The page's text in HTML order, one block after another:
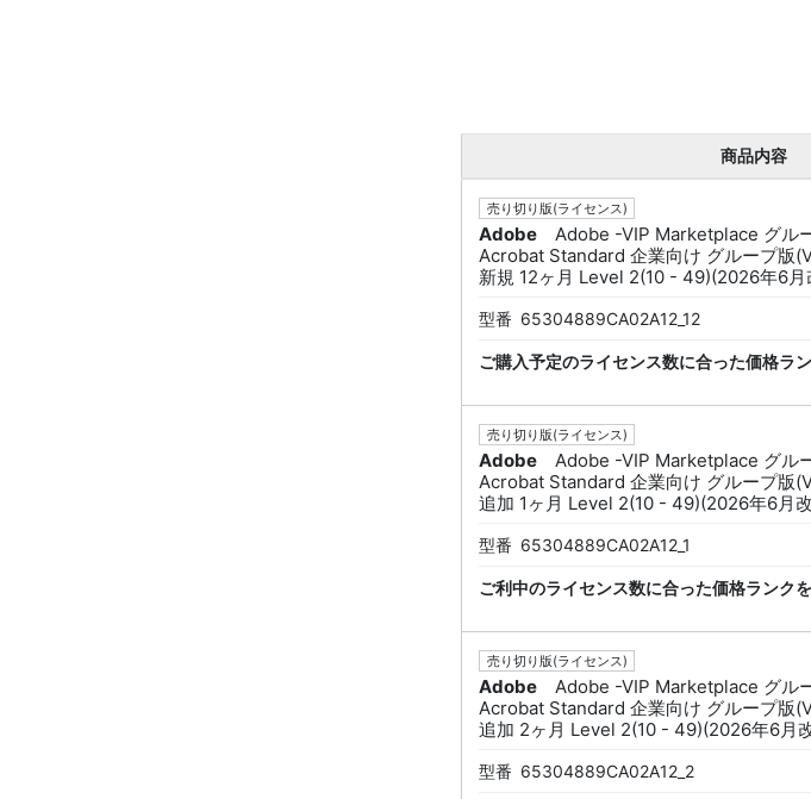
商品内容
売り切り版(ライセンス)
Adobe
Adobe -VIP Marketplace グル
Acrobat Standard 企業向け グループ版
新規 12ヶ月 Level 2(10 - 49)(2026年6月
型番 65304889CA02A12_12
ご購入予定のライセンス数に合った価格ラ
売り切り版(ライセンス)
Adobe
Adobe -VIP Marketplace グル
Acrobat Standard 企業向け グループ版
追加 1ヶ月 Level 2(10 - 49)(2026年6月
型番 65304889CA02A12_1
ご利中のライセンス数に合った価格ランク
売り切り版(ライセンス)
Adobe
Adobe -VIP Marketplace グル
Acrobat Standard 企業向け グループ版
追加 2ヶ月 Level 2(10 - 49)(2026年6月
型番 65304889CA02A12_2